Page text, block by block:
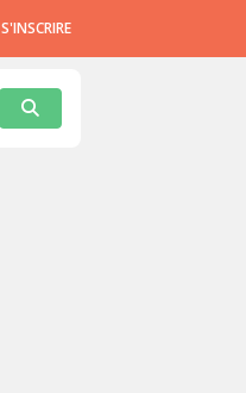
S'INSCRIRE